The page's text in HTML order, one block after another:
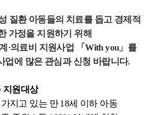
질환 아동들의 치료를 돕고 경제적
가정을 지원하기 위해
·의료비 지원사업 「With you」를
업에 많은 관심과 신청 바랍니다.
지원대상
지고 있는 만 18세 이하 아동